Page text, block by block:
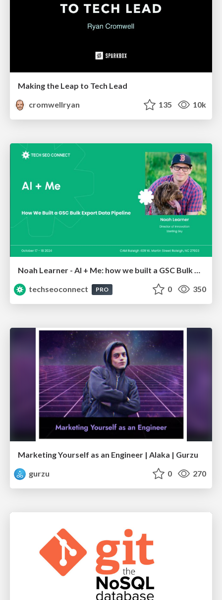
Making the Leap to Tech Lead
cromwellryan
135 10k
Noah Learner - AI + Me: how we built a GSC Bulk Export data pipeline
techseoconnect
PRO 0 350
Marketing Yourself as an Engineer | Alaka | Gurzu
gurzu
0 270